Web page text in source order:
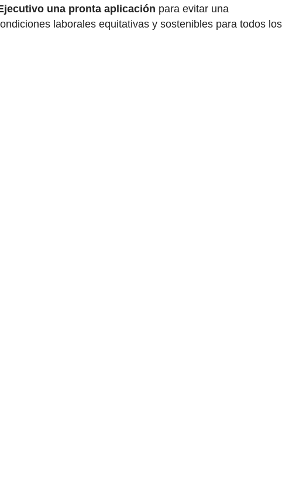
una pronta aplicación para evitar una
laborales equitativas y sostenibles para todos los